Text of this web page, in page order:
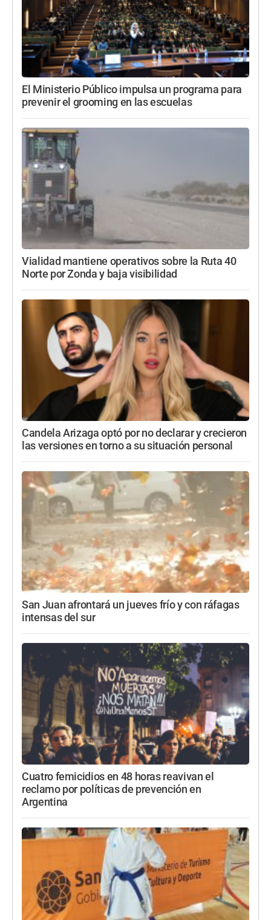
El Ministerio Público impulsa un programa para
prevenir el grooming en las escuelas
Vialidad mantiene operativos sobre la Ruta 40
Norte por Zonda y baja visibilidad
Candela Arizaga optó por no declarar y crecieron
las versiones en torno a su situación personal
San Juan afrontará un jueves frío y con ráfagas
intensas del sur
Cuatro femicidios en 48 horas reavivan el
reclamo por políticas de prevención en
Argentina